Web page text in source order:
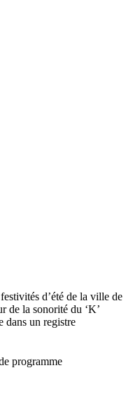
d’été de la ville de
de la sonorité du ‘K’
dans un registre
programme